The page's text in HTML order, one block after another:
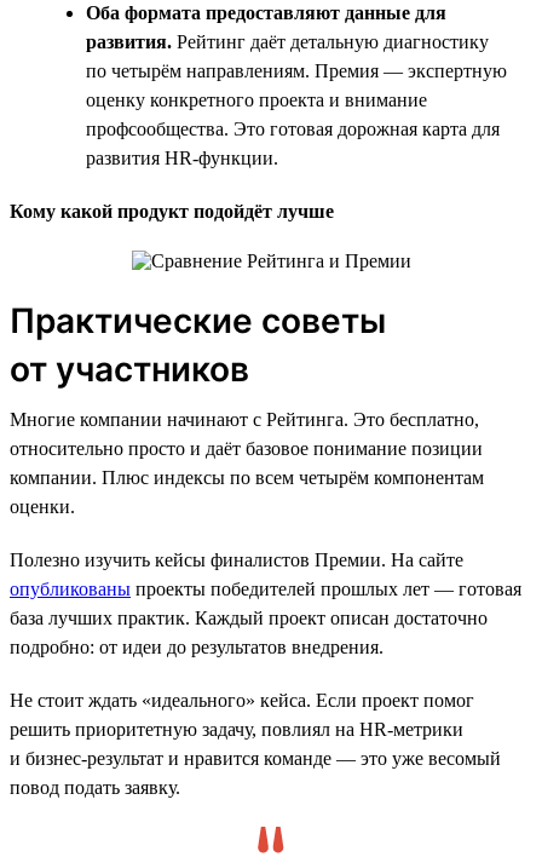
Оба формата предоставляют данные для
развития. Рейтинг даёт детальную диагностику
по четырём направлениям. Премия — экспертную
оценку конкретного проекта и внимание
профсообщества. Это готовая дорожная карта для
развития HR-функции.
Кому какой продукт подойдёт лучше
Практические советы
от участников
Многие компании начинают с Рейтинга. Это бесплатно,
относительно просто и даёт базовое понимание позиции
компании. Плюс индексы по всем четырём компонентам
оценки.
Полезно изучить кейсы финалистов Премии. На сайте
опубликованы проекты победителей прошлых лет — готовая
база лучших практик. Каждый проект описан достаточно
подробно: от идеи до результатов внедрения.
Не стоит ждать «идеального» кейса. Если проект помог
решить приоритетную задачу, повлиял на HR-метрики
и бизнес-результат и нравится команде — это уже весомый
повод подать заявку.